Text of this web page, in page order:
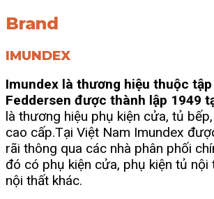
Brand
IMUNDEX
Imundex là thương hiệu thuộc
Feddersen được thành lập 1949
là thương hiệu phụ kiện cửa, tủ
cao cấp.Tại Việt Nam Imundex
rãi thông qua các nhà phân phối
đó có phụ kiện cửa, phụ kiện tủ nội
nội thất khác.